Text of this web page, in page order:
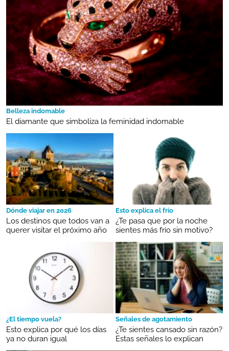
Belleza indomable
El diamante que simboliza la feminidad indomable
Dónde viajar en 2026
Los destinos que todos van a
querer visitar el próximo año
Esto explica el frío
¿Te pasa que por la noche
sientes más frío sin motivo?
¿El tiempo vuela?
Esto explica por qué los días
ya no duran igual
Señales de agotamiento
¿Te sientes cansado sin razón?
Estas señales lo explican